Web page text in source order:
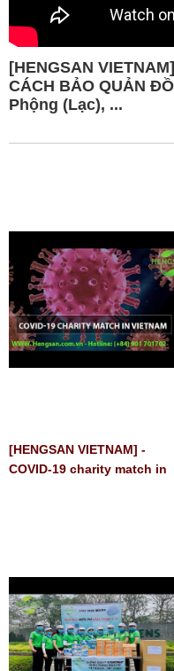
[HENGSAN
CÁCH BẢO QUẢN
Phộng (Lạc), ...
[HENGSAN VIETNAM] -
COVID-19 charity match in